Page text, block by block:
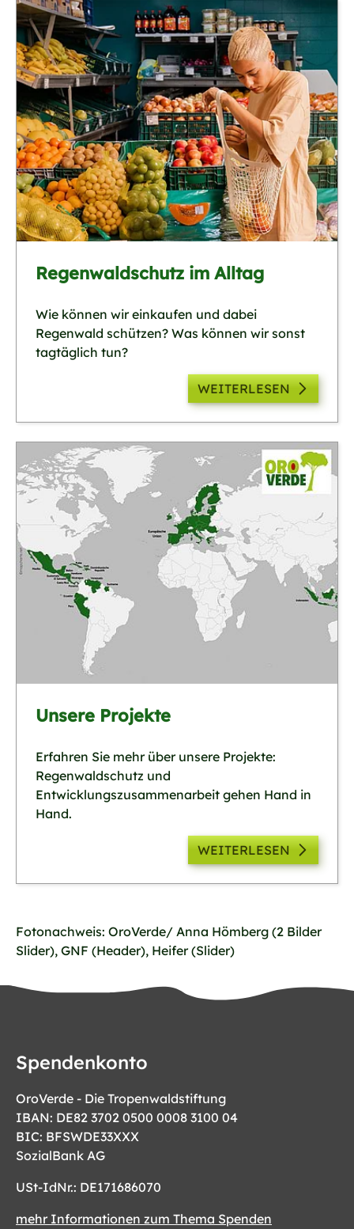
Regenwaldschutz im Alltag
Wie können wir einkaufen und dabei
Regenwald schützen? Was können wir sonst
tagtäglich tun?
WEITERLESEN
Unsere Projekte
Erfahren Sie mehr über unsere Projekte:
Regenwaldschutz und
Entwicklungszusammenarbeit gehen Hand in
Hand.
WEITERLESEN
Fotonachweis: OroVerde/ Anna Hömberg (2 Bilder
Slider), GNF (Header), Heifer (Slider)
Spendenkonto
OroVerde - Die Tropenwaldstiftung
IBAN: DE82 3702 0500 0008 3100 04
BIC: BFSWDE33XXX
SozialBank AG
USt-IdNr.: DE171686070
mehr Informationen zum Thema Spenden